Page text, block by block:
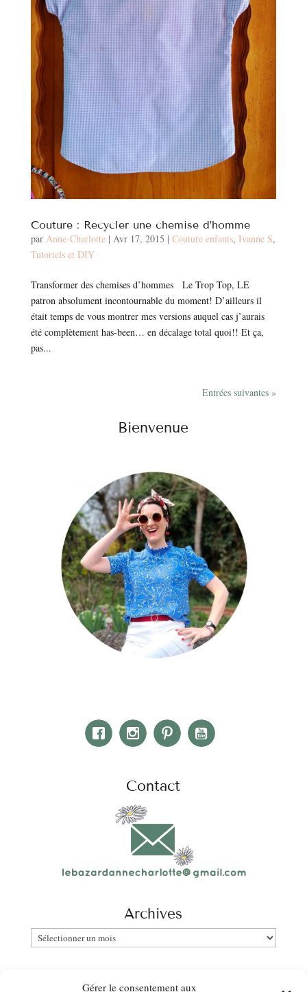
Gérer le consentement aux
Couture : Recycler une chemise d’homme
par Anne-Charlotte| Avr 17, 2015 | Couture enfants, Ivanne S,
Tutoriels et DIY
Transformer des chemises d’hommes Le Trop Top, LE
patron absolument incontournable du moment! D’ailleurs il
était temps de vous montrer mes versions auquel cas j’aurais
été complètement has-been… en décalage total quoi!! Et ça,
pas...
Entrées suivantes »
Bienvenue
Contact
Archives
Archives